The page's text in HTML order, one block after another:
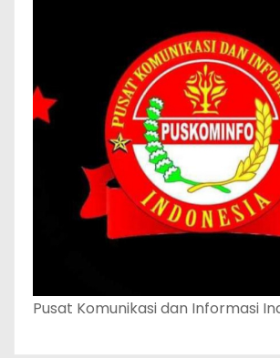
Pusat Komunikasi dan Informasi